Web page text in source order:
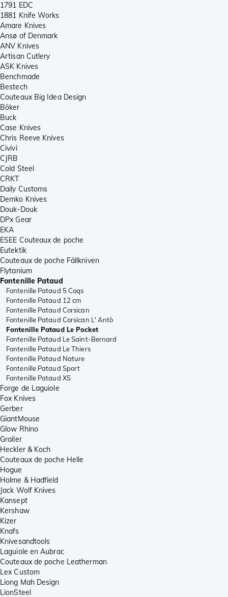
1791 EDC
1881 Knife Works
Amare Knives
Ansø of Denmark
ANV Knives
Artisan Cutlery
ASK Knives
Benchmade
Bestech
Couteaux Big Idea Design
Böker
Buck
Case Knives
Chris Reeve Knives
Civivi
CJRB
Cold Steel
CRKT
Daily Customs
Demko Knives
Douk-Douk
DPx Gear
EKA
ESEE Couteaux de poche
Eutektik
Couteaux de poche Fällkniven
Flytanium
Fontenille Pataud
Fontenille Pataud 5 Coqs
Fontenille Pataud 12 cm
Fontenille Pataud Corsican
Fontenille Pataud Corsican L' Antò
Fontenille Pataud Le Pocket
Fontenille Pataud Le Saint-Bernard
Fontenille Pataud Le Thiers
Fontenille Pataud Nature
Fontenille Pataud Sport
Fontenille Pataud XS
Forge de Laguiole
Fox Knives
Gerber
GiantMouse
Glow Rhino
Grailer
Heckler & Koch
Couteaux de poche Helle
Hogue
Holme & Hadfield
Jack Wolf Knives
Kansept
Kershaw
Kizer
Knafs
Knivesandtools
Laguiole en Aubrac
Couteaux de poche Leatherman
Lex Custom
Liong Mah Design
LionSteel